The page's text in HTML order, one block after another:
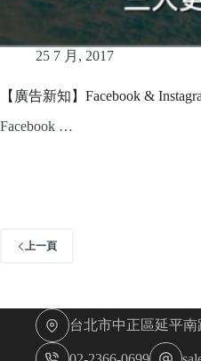
25 7 月, 2017
【廣告新知】Facebook &
Facebook …
上一頁
台北市中正區延平南